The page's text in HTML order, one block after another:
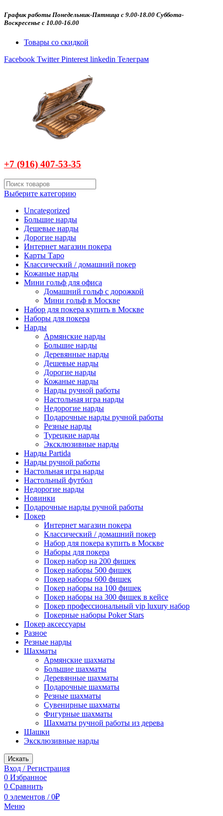
График работы Понедельник-Пятница с 9.00-18.00 Суббота-
Воскресенье с 10.00-16.00
Товары со скидкой
Facebook Twitter Pinterest linkedin Телеграм
+7 (916) 407-53-35
Выберите категорию
Uncategorized
Большие нарды
Дешевые нарды
Дорогие нарды
Интернет магазин покера
Карты Таро
Классический / домашний покер
Кожаные нарды
Мини гольф для офиса
Домашний гольф с дорожкой
Мини гольф в Москве
Набор для покера купить в Москве
Наборы для покера
Нарды
Армянские нарды
Большие нарды
Деревянные нарды
Дешевые нарды
Дорогие нарды
Кожаные нарды
Нарды ручной работы
Настольная игра нарды
Недорогие нарды
Подарочные нарды ручной работы
Резные нарды
Турецкие нарды
Эксклюзивные нарды
Нарды Partida
Нарды ручной работы
Настольная игра нарды
Настольный футбол
Недорогие нарды
Новинки
Подарочные нарды ручной работы
Покер
Интернет магазин покера
Классический / домашний покер
Набор для покера купить в Москве
Наборы для покера
Покер набор на 200 фишек
Покер наборы 500 фишек
Покер наборы 600 фишек
Покер наборы на 100 фишек
Покер наборы на 300 фишек в кейсе
Покер профессиональный vip luxury набор
Покерные наборы Poker Stars
Покер аксессуары
Разное
Резные нарды
Шахматы
Армянские шахматы
Большие шахматы
Деревянные шахматы
Подарочные шахматы
Резные шахматы
Сувенирные шахматы
Фигурные шахматы
Шахматы ручной работы из дерева
Шашки
Эксклюзивные нарды
Искать
Вход / Регистрация
0 Избранное
0 Сравнить
0 элементов / 0₽
Меню